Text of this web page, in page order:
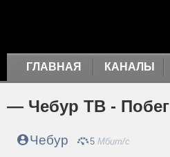
ГЛАВНАЯ КАНАЛЫ
— Чебур ТВ - Побег
Чебур 5 Мбит/с